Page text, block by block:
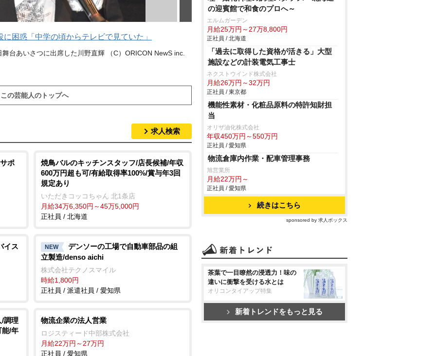
困惑「中学の頃からテレビで見ていた」
台あいさつに出席した川野直輝 （C）ORICON NewS inc.
この芸能人のトップへ
求人検索
ポ
焼鳥バルのキッチンスタッフ/店長候補/年収
600万円超も可/有給取得率100%/賞与年3回
規定あり
いただきコッコちゃん 北1条店
月給34万6,350円～45万5,000円
正社員 / 北海道
イス NEW
デンソーの工場で自動車部品の組
立製造/denso aichi
株式会社テクノスマイル
時給1,800円
正社員 / 派遣社員 / 愛知県
/調理
能/年
物流企業の法人営業
ロジスティード中部株式会社
月給22万円～27万円
正社員 / 愛知県
の迎賓館で和食のプロへ～
エルムガーデン
月給25万円～27万8,800円
正社員 / 北海道
「過去に取得した資格が活きる」大型
施設などの計装電気工事士
ネクストウインド株式会社
月給26万円～32万円
正社員 / 東京都
機能性素材・化粧品原料の特許知財担
当
オリザ油化株式会社
年収450万円～550万円
正社員 / 愛知県
物流倉庫内作業・配車管理事務
旭営業所
月給22万円～
正社員 / 愛知県
続きはこちら
sponsored by 求人ボックス
茶葉で一目瞭然の浸透力！味の
違いに衝撃を受ける水とは
オリコンタイアップ特集
新着トレンドをもっと見る